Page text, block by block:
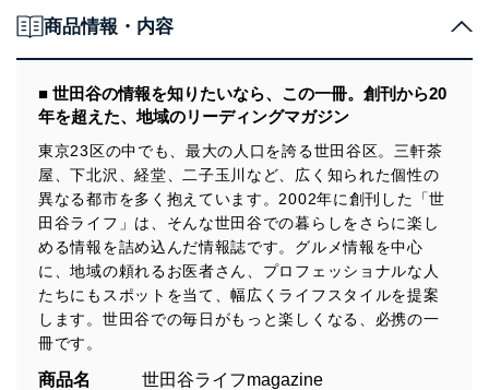
商品情報・内容
■ 世田谷の情報を知りたいなら、この一冊。創刊から20
年を超えた、地域のリーディングマガジン
東京23区の中でも、最大の人口を誇る世田谷区。三軒茶
屋、下北沢、経堂、二子玉川など、広く知られた個性の
異なる都市を多く抱えています。2002年に創刊した「世
田谷ライフ」は、そんな世田谷での暮らしをさらに楽し
める情報を詰め込んだ情報誌です。グルメ情報を中心
に、地域の頼れるお医者さん、プロフェッショナルな人
たちにもスポットを当て、幅広くライフスタイルを提案
します。世田谷での毎日がもっと楽しくなる、必携の一
冊です。
商品名 世田谷ライフmagazine